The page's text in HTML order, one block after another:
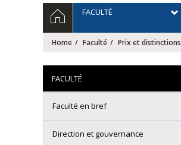
Navigation
principale
HOMEFACULTÉ
Home Faculté Prix et distinctions
FACULTÉ
Faculté en bref
Direction et gouvernance